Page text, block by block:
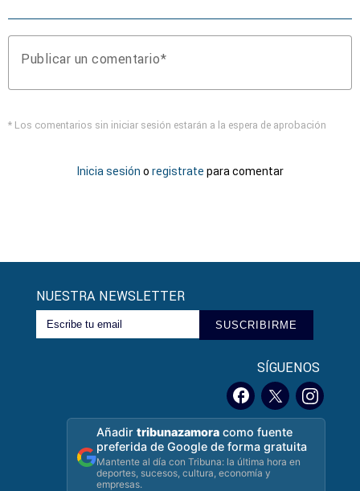
Publicar un comentario
* Los comentarios sin iniciar sesión estarán a la espera de aprobación
Inicia sesión o registrate para comentar
NUESTRA NEWSLETTER
SUSCRIBIRME
SÍGUENOS
Añadirtribunazamora como fuente
preferida de Google de forma gratuita
Mantente al día con Tribuna: la última hora en
deportes, sucesos, cultura, economía y
empresas.